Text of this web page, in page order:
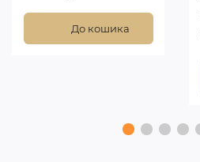
До кошика